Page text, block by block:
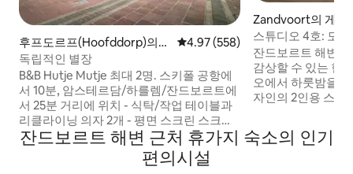
후프도르프(Hoofddorp)의
오두막
평점 4.97점(5점 만점), 후기 558
4.97 (558)
독립적인 별장
B&B Hutje Mutje 최대 2명. 스키폴 공항에
서 10분, 암스테르담/하를렘/잔드보르트에
서 25분 거리에 위치 - 식탁/작업 테이블과
리클라이닝 의자 2개 - 평면 스크린 스크린
TV와 와이파이. - 욕실, 샤워기, 변기, 세면
대, 헤어드라이어 - 다양한 편의시설이 있는
간이 주방 - 더블 침대, 박스 스프링 (2 x
Zandvoort의 게스
스튜디오 4호: 모
스튜디오
잔드보르트 해변
감상할 수 있는 현
오에서 하룻밤을
자인의 2인용 스튜
다. 스튜디오에서
를 볼 수 있으며,
잔드보르트 해변 근처 휴가지 숙소의 인기
편의시설